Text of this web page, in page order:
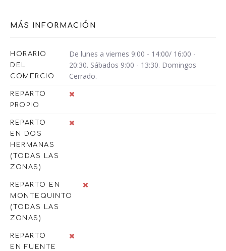
MÁS INFORMACIÓN
HORARIO
DEL
COMERCIO
De lunes a viernes 9:00 - 14:00/ 16:00 -
20:30. Sábados 9:00 - 13:30. Domingos
Cerrado.
REPARTO
PROPIO
REPARTO
EN DOS
HERMANAS
(TODAS LAS
ZONAS)
REPARTO EN
MONTEQUINTO
(TODAS LAS
ZONAS)
REPARTO
EN FUENTE